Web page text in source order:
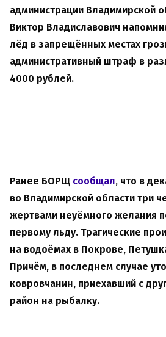
администрации Владимирской
Виктор Владиславович
лёд в запрещённых местах
административный штраф в
4000 рублей.
Ранее БОРЩ сообщал, что в
во Владимирской области три
жертвами неуёмного желания
первому льду. Трагические
на водоёмах в Покрове,
Причём, в последнем случае
ковровчанин, приехавший с
район на рыбалку.